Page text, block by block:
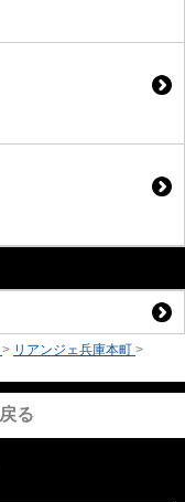
> リアンジェ兵庫本町 >
る